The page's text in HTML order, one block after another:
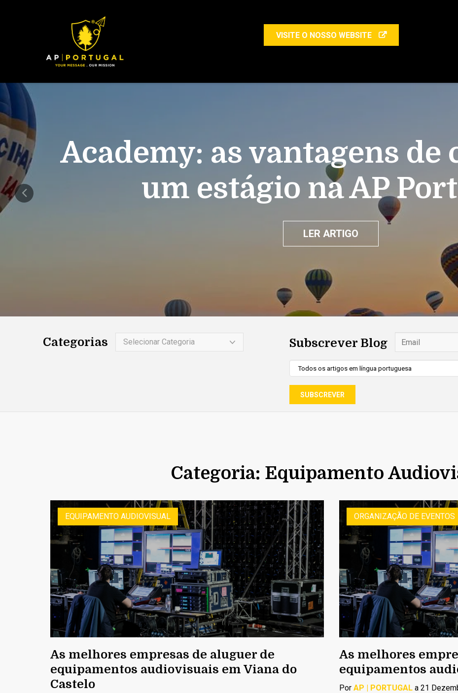
VISITE O NOSSO WEBSITE
Academy: as vantagens
um estágio na AP
LER ARTIGO
Categorias Selecionar Categoria Subscrever Blog
Categoria: Equipamento
EQUIPAMENTO AUDIOVISUAL
As melhores empresas de aluguer de
equipamentos audiovisuais em Viana do
Castelo
ORGANIZAÇÃO DE EVENTOS
As melhores
equipamentos
Por AP | PORTUGAL a 21